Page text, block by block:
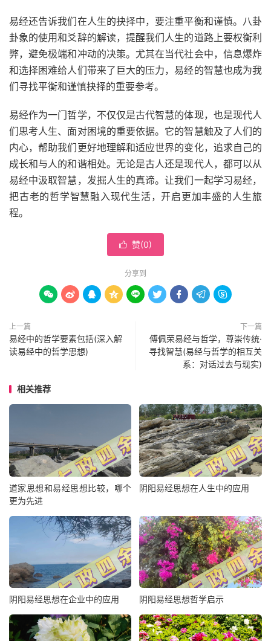
易经还告诉我们在人生的抉择中，要注重平衡和谨慎。八卦
卦象的使用和爻辞的解读，提醒我们人生的道路上要权衡利
弊，避免极端和冲动的决策。尤其在当代社会中，信息爆炸
和选择困难给人们带来了巨大的压力，易经的智慧也成为我
们寻找平衡和谨慎抉择的重要参考。
易经作为一门哲学，不仅仅是古代智慧的体现，也是现代人
们思考人生、面对困境的重要依据。它的智慧触及了人们的
内心，帮助我们更好地理解和适应世界的变化，追求自己的
成长和与人的和谐相处。无论是古人还是现代人，都可以从
易经中汲取智慧，发掘人生的真谛。让我们一起学习易经，
把古老的哲学智慧融入现代生活，开启更加丰盛的人生旅
程。
 赞(0)
分享到
        
上一篇
易经中的哲学要素包括(深入解
读易经中的哲学思想)
下一篇
傅佩荣易经与哲学，尊崇传统·
寻找智慧(易经与哲学的相互关
系：对话过去与现实)
相关推荐
道家思想和易经思想比较，哪个
更为先进
阴阳易经思想在人生中的应用
阴阳易经思想在企业中的应用 阴阳易经思想哲学启示